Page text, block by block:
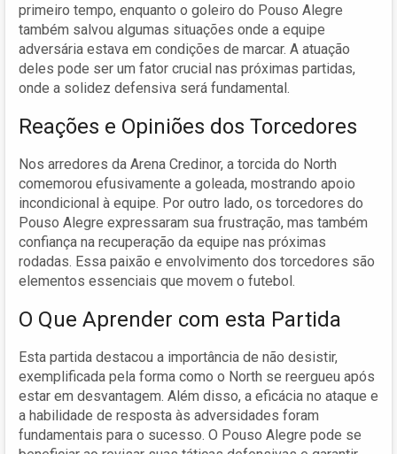
primeiro tempo, enquanto o goleiro do Pouso Alegre
também salvou algumas situações onde a equipe
adversária estava em condições de marcar. A atuação
deles pode ser um fator crucial nas próximas partidas,
onde a solidez defensiva será fundamental.
Reações e Opiniões dos Torcedores
Nos arredores da Arena Credinor, a torcida do North
comemorou efusivamente a goleada, mostrando apoio
incondicional à equipe. Por outro lado, os torcedores do
Pouso Alegre expressaram sua frustração, mas também
confiança na recuperação da equipe nas próximas
rodadas. Essa paixão e envolvimento dos torcedores são
elementos essenciais que movem o futebol.
O Que Aprender com esta Partida
Esta partida destacou a importância de não desistir,
exemplificada pela forma como o North se reergueu após
estar em desvantagem. Além disso, a eficácia no ataque e
a habilidade de resposta às adversidades foram
fundamentais para o sucesso. O Pouso Alegre pode se